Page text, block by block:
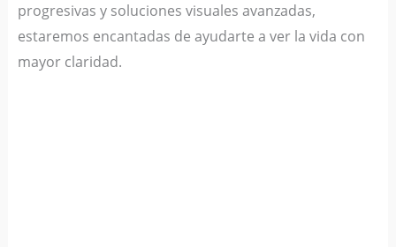
progresivas y soluciones visuales avanzadas,
estaremos encantadas de ayudarte a ver la vida con
mayor claridad.